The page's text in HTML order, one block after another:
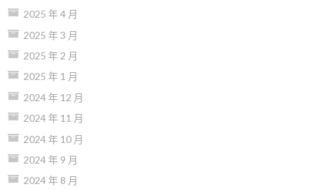
2025 年 4 月
2025 年 3 月
2025 年 2 月
2025 年 1 月
2024 年 12 月
2024 年 11 月
2024 年 10 月
2024 年 9 月
2024 年 8 月